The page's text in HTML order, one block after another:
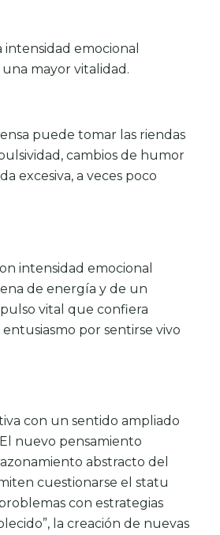
emocional
mayor vitalidad.
puede tomar las riendas
cambios de humor
excesiva, a veces poco
intensidad emocional
de energía y de un
vital que confiera
por sentirse vivo
con un sentido ampliado
nuevo pensamiento
abstracto del
cuestionarse el statu
con estrategias
la creación de nuevas